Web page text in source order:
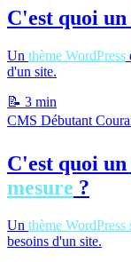
C'est quoi un
Un thème WordPress
d'un site.
📝 3 min
CMS Débutant
C'est quoi un
mesure ?
Un thème WordPress
besoins d'un site.